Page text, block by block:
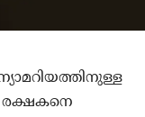
രക്ഷകനെ